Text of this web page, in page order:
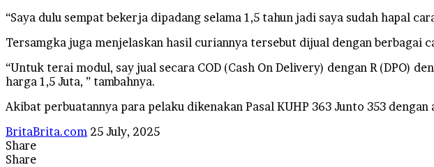
“Saya dulu sempat bekerja dipadang selama 1,5 tahun jadi saya sudah hapal
Tersamgka juga menjelaskan hasil curiannya tersebut dijual dengan berbagai
“Untuk terai modul, say jual secara COD (Cash On Delivery) dengan R (DPO)
harga 1,5 Juta, ” tambahnya.
Akibat perbuatannya para pelaku dikenakan Pasal KUHP 363 Junto 353 dengan
BritaBrita.com Send
25 July, 2025
Share
Facebook
X
LinkedIn
Tumblr
Pinterest
Reddit
VKontakte
Odnoklassniki
Pocket
WhatsApp
Telegram
Line
Share